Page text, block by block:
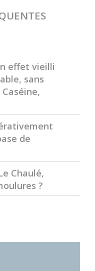
effet vieilli
sans
de
Chaulé,
?